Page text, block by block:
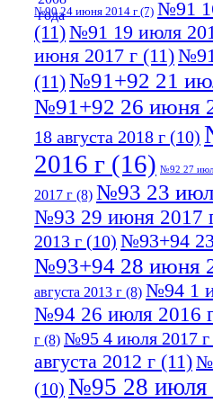
№90 24 июня 2014 г (7) №91
(11)№91 19 июля
июня 2017 г (11)
(11)№91+92 21
№91+92 26 июня
18 августа 2018 г (10)
2016 г (16) №92 27
2017 г (8) №93 23
№93 29 июня 2017
2013 г (10) №93+94
№93+94 28 июня
августа 2013 г (8) №94 1
№94 26 июля 2016
г (8) №95 4 июля 2017 г
августа 2012 г (11)
(10) №95 28 июля